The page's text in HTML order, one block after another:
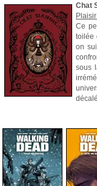
Chat
Ce
toilée
on
sous